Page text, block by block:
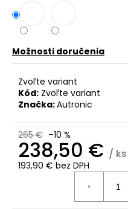
Možnosti doručenia
Zvoľte variant
Kód: Zvoľte variant
Značka:Autronic
265 € –10 %
238,50 € / ks
193,90 € bez DPH
č
a
e